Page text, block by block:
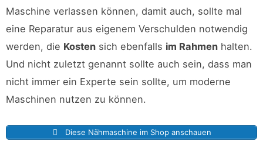
Maschine verlassen können, damit auch, sollte mal
eine Reparatur aus eigenem Verschulden notwendig
werden, die Kosten sich ebenfalls im Rahmen halten.
Und nicht zuletzt genannt sollte auch sein, dass man
nicht immer ein Experte sein sollte, um moderne
Maschinen nutzen zu können.
Diese Nähmaschine im Shop anschauen